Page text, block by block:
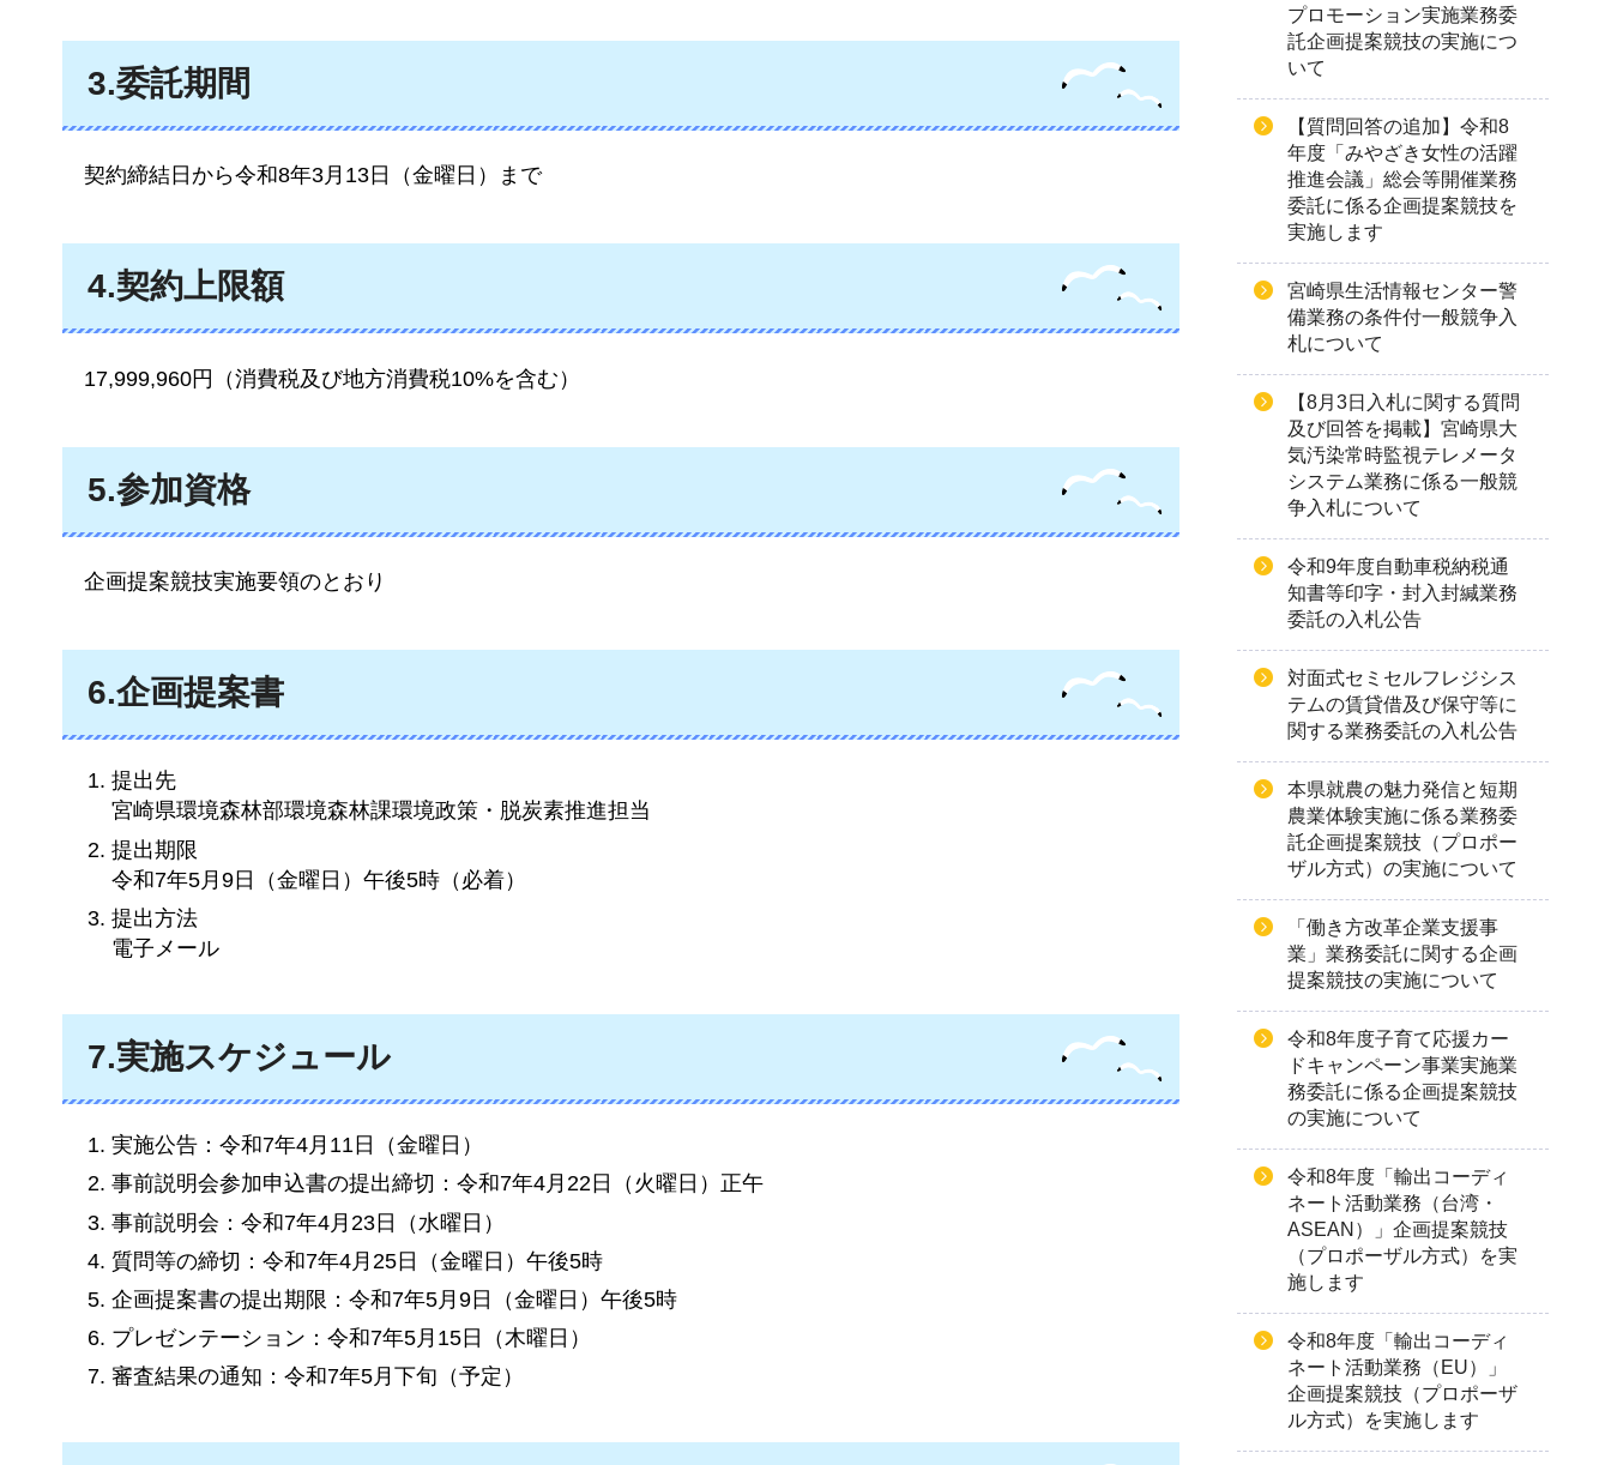
3.委託期間
契約締結日から令和8年3月13日（金曜日）まで
4.契約上限額
17,999,960円（消費税及び地方消費税10%を含む）
5.参加資格
企画提案競技実施要領のとおり
6.企画提案書
提出先
宮崎県環境森林部環境森林課環境政策・脱炭素推進担当
提出期限
令和7年5月9日（金曜日）午後5時（必着）
提出方法
電子メール
7.実施スケジュール
実施公告：令和7年4月11日（金曜日）
事前説明会参加申込書の提出締切：令和7年4月22日（火曜日）正午
事前説明会：令和7年4月23日（水曜日）
質問等の締切：令和7年4月25日（金曜日）午後5時
企画提案書の提出期限：令和7年5月9日（金曜日）午後5時
プレゼンテーション：令和7年5月15日（木曜日）
審査結果の通知：令和7年5月下旬（予定）
プロモーション実施業務委
託企画提案競技の実施につ
いて
【質問回答の追加】令和8
年度「みやざき女性の活躍
推進会議」総会等開催業務
委託に係る企画提案競技を
実施します
宮崎県生活情報センター警
備業務の条件付一般競争入
札について
【8月3日入札に関する質問
及び回答を掲載】宮崎県大
気汚染常時監視テレメータ
システム業務に係る一般競
争入札について
令和9年度自動車税納税通
知書等印字・封入封緘業務
委託の入札公告
対面式セミセルフレジシス
テムの賃貸借及び保守等に
関する業務委託の入札公告
本県就農の魅力発信と短期
農業体験実施に係る業務委
託企画提案競技（プロポー
ザル方式）の実施について
「働き方改革企業支援事
業」業務委託に関する企画
提案競技の実施について
令和8年度子育て応援カー
ドキャンペーン事業実施業
務委託に係る企画提案競技
の実施について
令和8年度「輸出コーディ
ネート活動業務（台湾・
ASEAN）」企画提案競技
（プロポーザル方式）を実
施します
令和8年度「輸出コーディ
ネート活動業務（EU）」
企画提案競技（プロポーザ
ル方式）を実施します